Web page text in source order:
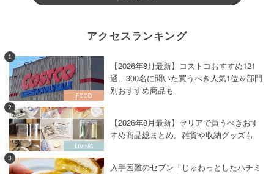
アクセスランキング
1
【2026年8月最新】コストコおすすめ121
選。300名に聞いた買うべき人気1位＆部門
別おすすめ商品も
2
【2026年8月最新】セリアで買うべきおす
すめ商品総まとめ。雑貨や収納グッズも
3
入手困難のセブン「じゅわっとしたハチミ